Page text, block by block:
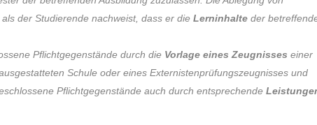
der Studierende nachweist, dass er die Lerninhalte der
Pflichtgegenstände durch die Vorlage eines Zeugnisses einer
Schule oder eines Externistenprüfungszeugnisses und
Pflichtgegenstände auch durch entsprechende